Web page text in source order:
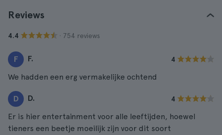
Reviews
4.4 · 754 reviews
F F. 4
We hadden een erg vermakelijke ochtend
D D. 4
Er is hier entertainment voor alle leeftijden, hoewel
tieners een beetje moeilijk zijn voor dit soort